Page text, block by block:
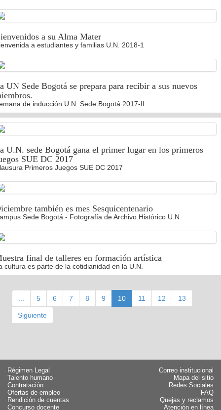
a su Alma Mater
a estudiantes y familias U.N. 2018-1
UN Sede Bogotá se prepara para recibir a sus nuevos
de inducción U.N. Sede Bogotá 2017-II
U.N. sede Bogotá gana el primer lugar en los primeros
SUE DC 2017
Primeros Juegos SUE DC 2017
también es mes Sesquicentenario
Sede Bogotá - Fotografía de Archivo Histórico U.N.
final de talleres en formación artística
cultura es parte de la cotidianidad en la U.N.
5 6 7 8 9 10 11 12 13
Siguiente
Régimen Legal
Talento humano
Contratación
Ofertas de empleo
Rendición de cuentas
Concurso docente
Correo institucional
Mapa del sitio
Redes Sociales
FAQ
Quejas y reclamos
Atención en línea